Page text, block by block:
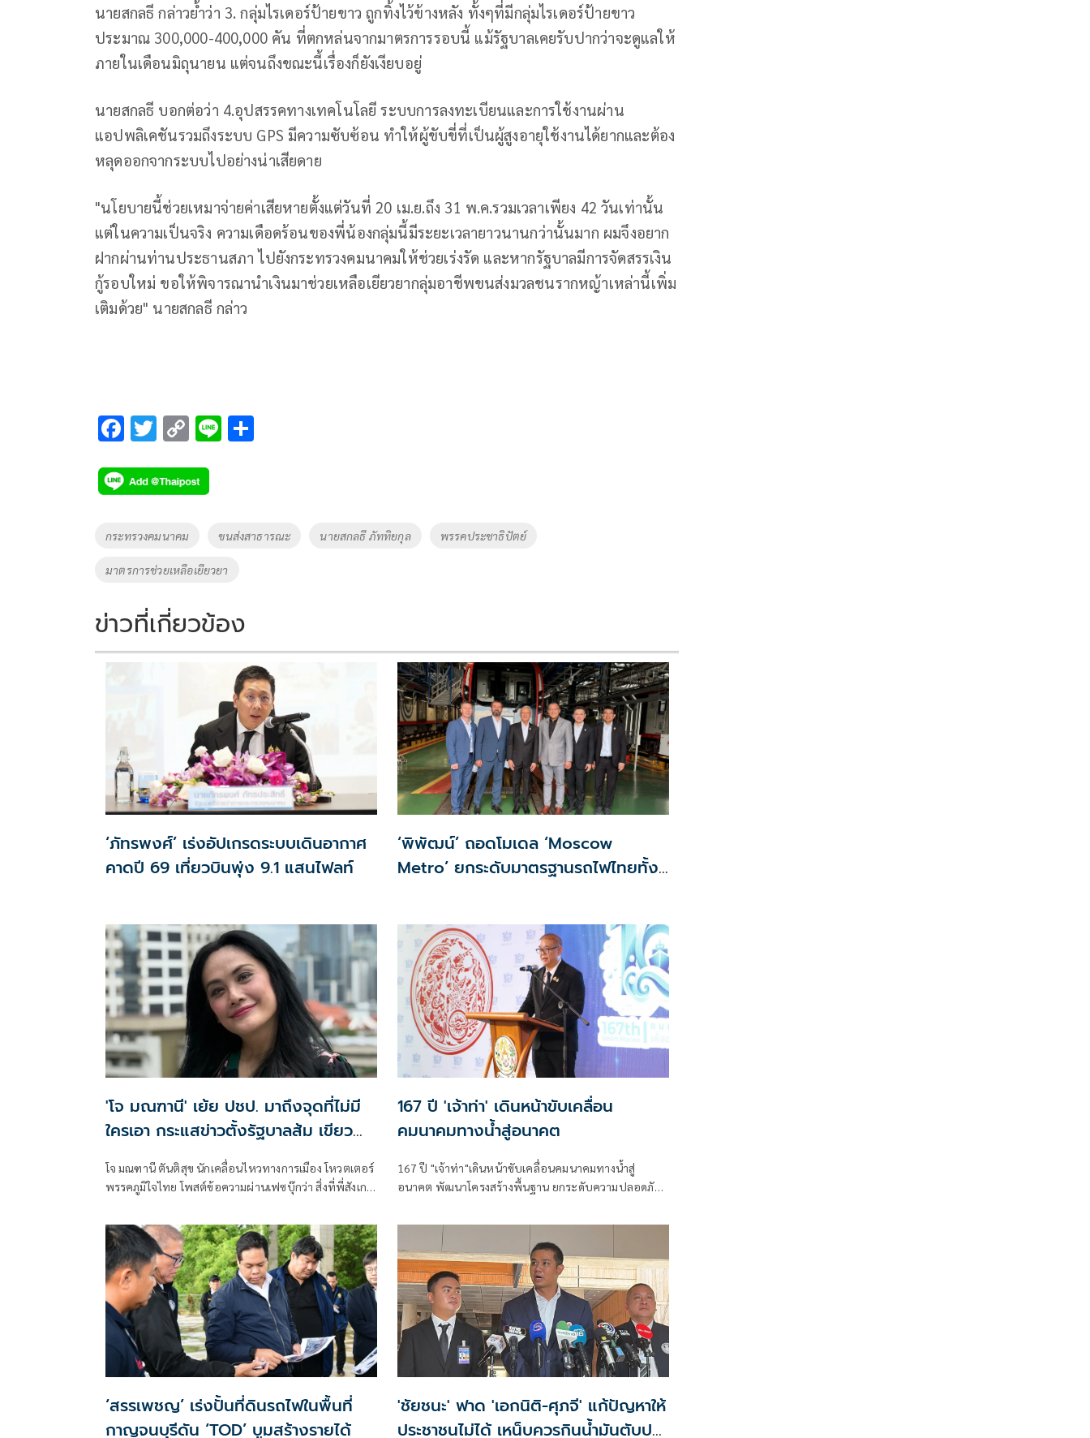
นายสกลธี กล่าวย้ำว่า 3. กลุ่มไรเดอร์ป้ายขาว ถูกทิ้งไว้ข้างหลัง ทั้งๆที่มีกลุ่มไรเดอร์ป้ายขาว
ประมาณ 300,000-400,000 คัน ที่ตกหล่นจากมาตรการรอบนี้ แม้รัฐบาลเคยรับปากว่าจะดูแลให้
ภายในเดือนมิถุนายน แต่จนถึงขณะนี้เรื่องก็ยังเงียบอยู่
นายสกลธี บอกต่อว่า 4.อุปสรรคทางเทคโนโลยี ระบบการลงทะเบียนและการใช้งานผ่าน
แอปพลิเคชันรวมถึงระบบ GPS มีความซับซ้อน ทำให้ผู้ขับขี่ที่เป็นผู้สูงอายุใช้งานได้ยากและต้อง
หลุดออกจากระบบไปอย่างน่าเสียดาย
"นโยบายนี้ช่วยเหมาจ่ายค่าเสียหายตั้งแต่วันที่ 20 เม.ย.ถึง 31 พ.ค.รวมเวลาเพียง 42 วันเท่านั้น
แต่ในความเป็นจริง ความเดือดร้อนของพี่น้องกลุ่มนี้มีระยะเวลายาวนานกว่านั้นมาก ผมจึงอยาก
ฝากผ่านท่านประธานสภา ไปยังกระทรวงคมนาคมให้ช่วยเร่งรัด และหากรัฐบาลมีการจัดสรรเงิน
กู้รอบใหม่ ขอให้พิจารณานำเงินมาช่วยเหลือเยียวยากลุ่มอาชีพขนส่งมวลชนรากหญ้าเหล่านี้เพิ่ม
เติมด้วย" นายสกลธี กล่าว
F
e
b
o
k
T
tt
er
C
p
y
n
k
Li
Tags
กระทรวงคมนาคม ขนส่งสาธารณะ นายสกลธี ภัททิยกุล พรรคประชาธิปัตย์
มาตรการช่วยเหลือเยียวยา
ข่าวที่เกี่ยวข้อง
‘ภัทรพงศ์’ เร่งอัปเกรดระบบเดินอากาศ
คาดปี 69 เที่ยวบินพุ่ง 9.1 แสนไฟลท์
‘พิพัฒน์’ ถอดโมเดล ‘Moscow
Metro’ ยกระดับมาตรฐานรถไฟไทยทั้ง
'โจ มณฑานี' เย้ย ปชป. มาถึงจุดที่ไม่มี
ใครเอา กระแสข่าวตั้งรัฐบาลส้ม เขียว
แดง ก็ยังไม่มีฟ้าเลย
โจ มณฑานี ตันติสุข นักเคลื่อนไหวทางการเมือง โหวตเตอร์
พรรคภูมิใจไทย โพสต์ข้อความผ่านเฟซบุ๊กว่า สิ่งที่พี่สังเกต
มาถึงจุดที่เป็นพรรคที่ทุกฝั่งลืมได้ไงเนี้ย
167 ปี 'เจ้าท่า' เดินหน้าขับเคลื่อน
คมนาคมทางน้ำสู่อนาคต
167 ปี "เจ้าท่า"เดินหน้าขับเคลื่อนคมนาคมทางน้ำสู่
อนาคต พัฒนาโครงสร้างพื้นฐาน ยกระดับความปลอดภัย
‘สรรเพชญ’ เร่งปั้นที่ดินรถไฟในพื้นที่
กาญจนบุรีดัน ‘TOD’ บูมสร้างรายได้
'ชัยชนะ' ฟาด 'เอกนิติ-ศุภจี' แก้ปัญหาให้
ประชาชนไม่ได้ เหน็บควรกินน้ำมันตับปลา